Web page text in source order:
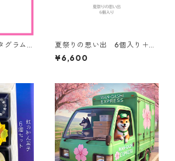
グラム
夏祭りの思い出 6個入り＋シ
ークレット
¥6,600